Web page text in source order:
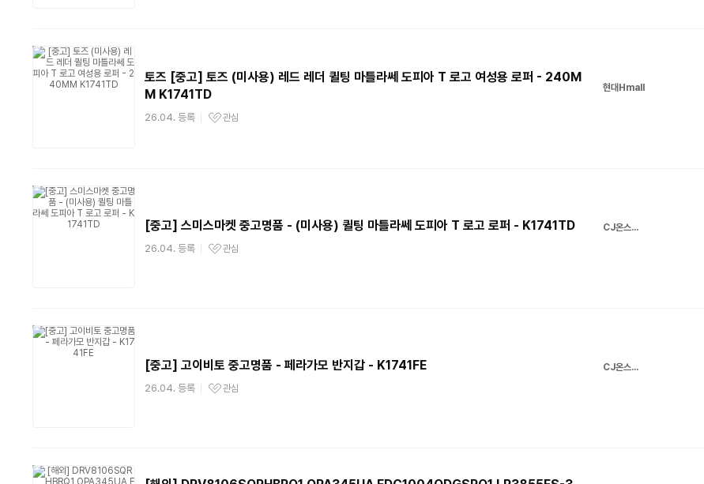
토즈 [중고] 토즈 (미사용) 레드 레더 퀼팅 마틀라쎄 도피아 T 로고 여성용 로퍼 - 240M
M K1741TD
26.04. 등록
관심상품
관심
현대Hmall
[중고] 스미스마켓 중고명품 - (미사용) 퀼팅 마틀라쎄 도피아 T 로고 로퍼 - K1741TD
26.04. 등록
관심상품
관심
CJ온스타일
[중고] 고이비토 중고명품 - 페라가모 반지갑 - K1741FE
26.04. 등록
관심상품
관심
CJ온스타일